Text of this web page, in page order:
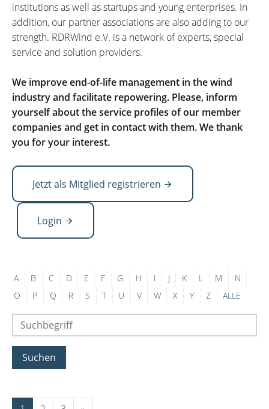
institutions as well as startups and young enterprises. In
addition, our partner associations are also adding to our
strength. RDRWind e.V. is a network of experts, special
service and solution providers.
We improve end-of-life management in the wind
industry and facilitate repowering. Please, inform
yourself about the service profiles of our member
companies and get in contact with them. We thank
you for your interest.
Jetzt als Mitglied registrieren
Login
A B C D E F G H I J K L M
N
O
P Q R S T U V W X Y Z ALLE
Suchen